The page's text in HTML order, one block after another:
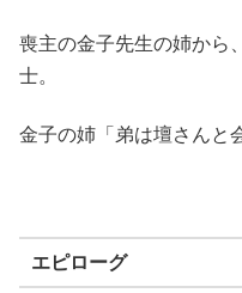
喪主の金子先生の姉から
士。
金子の姉「弟は壇さんと
エピローグ